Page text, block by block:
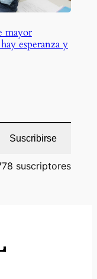
mayor
esperanza y
Suscribirse
suscriptores